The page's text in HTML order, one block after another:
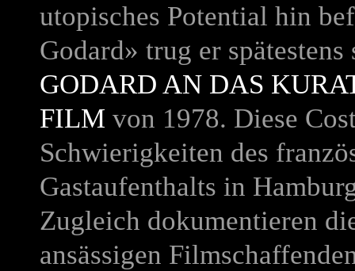
utopisches Potential hin
Godard» trug er
GODARD AN DAS
FILM von 1978. Diese
Schwierigkeiten des
Gastaufenthalts in
Zugleich dokumentieren
ansässigen